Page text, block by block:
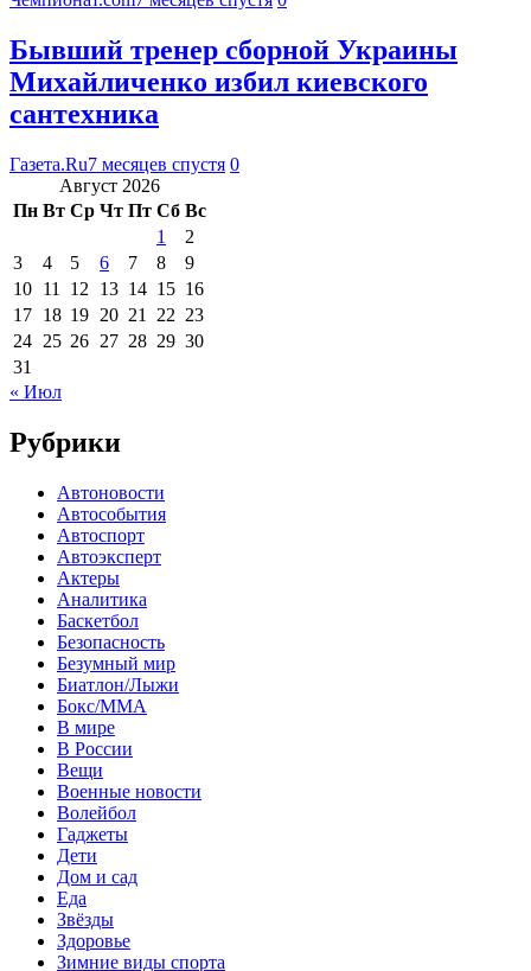
Бывший тренер сборной Украины
Михайличенко избил киевского
сантехника
Газета.Ru7 месяцев спустя 0
Август 2026
Пн Вт Ср Чт Пт Сб Вс
1
2
3
4 5 6 7 8
9
10 11 12 13 14 15 16
17 18 19 20 21 22 23
24 25 26 27 28 29 30
31
« Июл
Рубрики
Автоновости
Автособытия
Автоспорт
Автоэксперт
Актеры
Аналитика
Баскетбол
Безопасность
Безумный мир
Биатлон/Лыжи
Бокс/MMA
В мире
В России
Вещи
Военные новости
Волейбол
Гаджеты
Дети
Дом и сад
Еда
Звёзды
Здоровье
Зимние виды спорта